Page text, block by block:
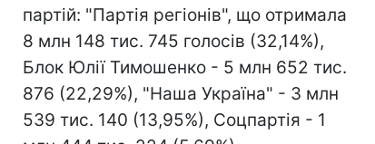
партій: "Партія регіонів", що отримала
8 млн 148 тис. 745 голосів (32,14%),
Блок Юлії Тимошенко - 5 млн 652 тис.
876 (22,29%), "Наша Україна" - 3 млн
539 тис. 140 (13,95%), Соцпартія - 1